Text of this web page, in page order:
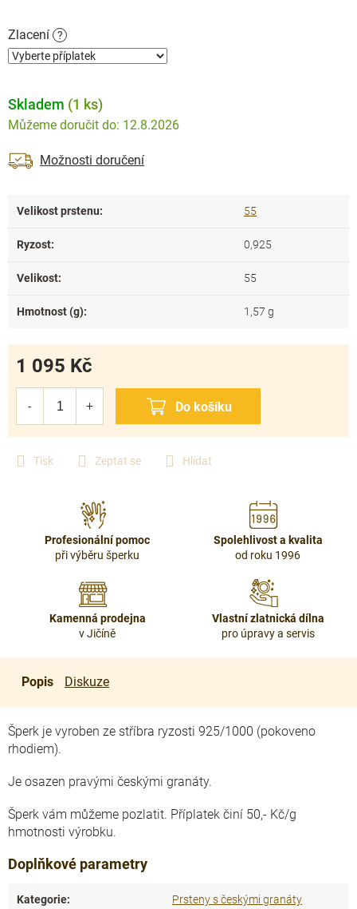
Zlacení ?
Tisk Zeptat se Hlídat
Skladem (1 ks)
12.8.2026
Možnosti doručení
1 095 Kč
Velikost prstenu: 55
Ryzost: 0,925
Velikost: 55
Hmotnost (g): 1,57 g
Profesionální pomoc
při výběru šperku
Spolehlivost a kvalita
od roku 1996
Kamenná prodejna
v Jičíně
Vlastní zlatnická dílna
pro úpravy a servis
Popis Diskuze
Šperk je vyroben ze stříbra ryzosti 925/1000 (pokoveno
rhodiem).
Je osazen pravými českými granáty.
Šperk vám můžeme pozlatit. Příplatek činí 50,- Kč/g
hmotnosti výrobku.
Doplňkové parametry
Kategorie: Prsteny s českými granáty